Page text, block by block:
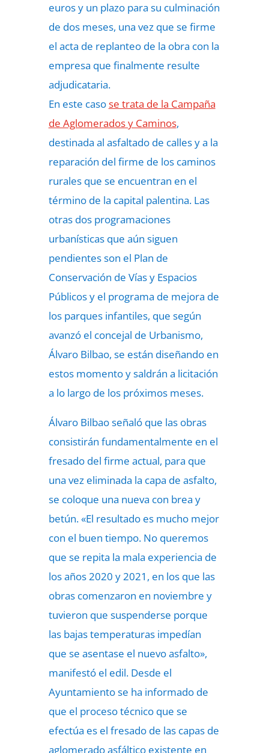
euros y un plazo para su culminación
de dos meses, una vez que se firme
el acta de replanteo de la obra con la
empresa que finalmente resulte
adjudicataria.
En este casose trata de la Campaña
de Aglomerados y Caminos,
destinada al asfaltado de calles y a la
reparación del firme de los caminos
rurales que se encuentran en el
término de la capital palentina. Las
otras dos programaciones
urbanísticas que aún siguen
pendientes son el Plan de
Conservación de Vías y Espacios
Públicos y el programa de mejora de
los parques infantiles, que según
avanzó el concejal de Urbanismo,
Álvaro Bilbao, se están diseñando en
estos momento y saldrán a licitación
a lo largo de los próximos meses.
Álvaro Bilbao señaló que las obras
consistirán fundamentalmente en el
fresado del firme actual, para que
una vez eliminada la capa de asfalto,
se coloque una nueva con brea y
betún. «El resultado es mucho mejor
con el buen tiempo. No queremos
que se repita la mala experiencia de
los años 2020 y 2021, en los que las
obras comenzaron en noviembre y
tuvieron que suspenderse porque
las bajas temperaturas impedían
que se asentase el nuevo asfalto»,
manifestó el edil. Desde el
Ayuntamiento se ha informado de
que el proceso técnico que se
efectúa es el fresado de las capas de
aglomerado asfáltico existente en